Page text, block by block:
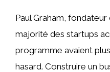
Paul Graham,
majorité des startups
programme avaient
hasard. Construire un